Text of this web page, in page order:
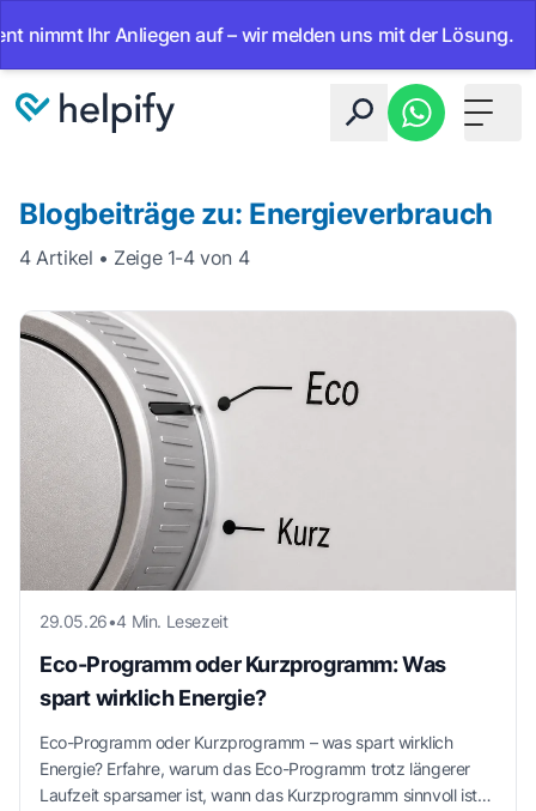
Ihr Anliegen auf – wir melden uns mit der Lösung. •
Toggle
Blogbeiträge zu: Energieverbrauch
4 Artikel • Zeige 1-4 von 4
29.05.26•4 Min. Lesezeit
Eco-Programm oder Kurzprogramm: Was
spart wirklich Energie?
Eco-Programm oder Kurzprogramm – was spart wirklich
Energie? Erfahre, warum das Eco-Programm trotz längerer
Laufzeit sparsamer ist, wann das Kurzprogramm sinnvoll ist